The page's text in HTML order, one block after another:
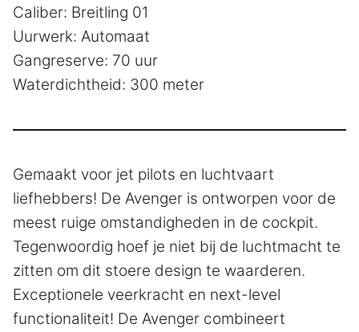
Caliber: Breitling 01
Uurwerk: Automaat
Gangreserve: 70 uur
Waterdichtheid: 300 meter
Gemaakt voor jet pilots en luchtvaart
liefhebbers! De Avenger is ontworpen voor de
meest ruige omstandigheden in de cockpit.
Tegenwoordig hoef je niet bij de luchtmacht te
zitten om dit stoere design te waarderen.
Exceptionele veerkracht en next-level
functionaliteit! De Avenger combineert